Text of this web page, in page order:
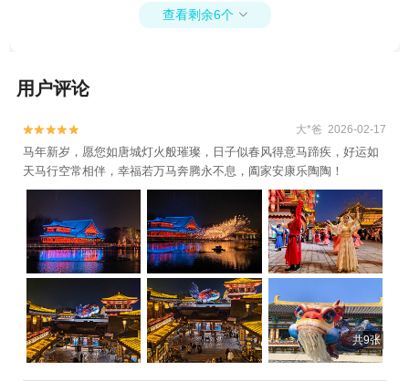
查看剩余6个 
用户评论

 大*爸 2026-02-17
马年新岁，愿您如唐城灯火般璀璨，日子似春风得意马蹄疾，好运如
天马行空常相伴，幸福若万马奔腾永不息，阖家安康乐陶陶！
共9张